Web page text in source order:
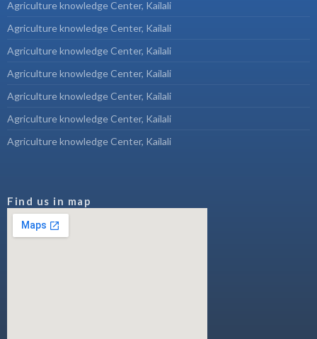
Agriculture knowledge Center, Kailali
Agriculture knowledge Center, Kailali
Agriculture knowledge Center, Kailali
Agriculture knowledge Center, Kailali
Agriculture knowledge Center, Kailali
Agriculture knowledge Center, Kailali
Agriculture knowledge Center, Kailali
Find us in map